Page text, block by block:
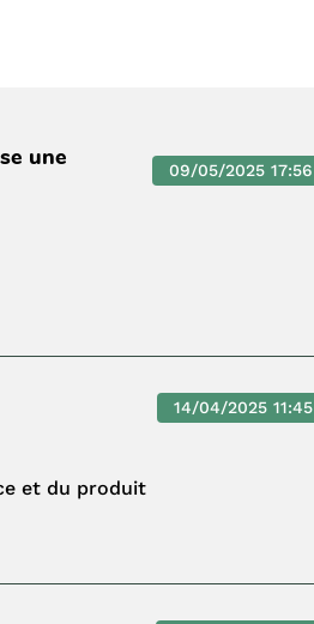
une
09/05/2025 17:56
14/04/2025 11:45
et du produit